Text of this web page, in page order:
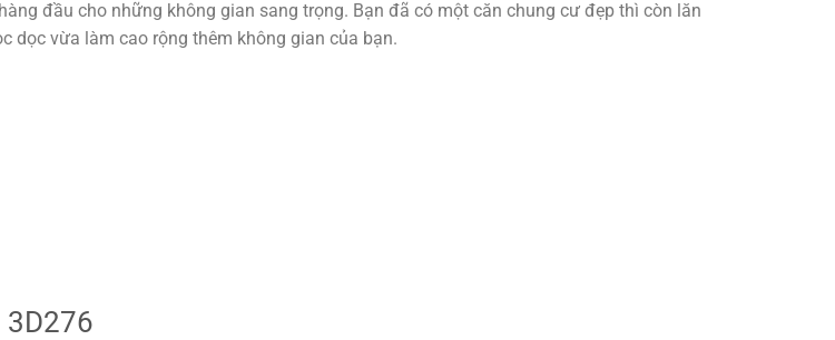
đầu cho những không gian sang trọng. Bạn đã có một căn chung cư đẹp thì còn lăn
dọc vừa làm cao rộng thêm không gian của bạn.
3D276